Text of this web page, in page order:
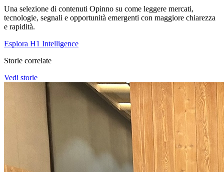
Una selezione di contenuti Opinno su come leggere mercati,
tecnologie, segnali e opportunità emergenti con maggiore chiarezza
e rapidità.
Esplora H1 Intelligence
Storie correlate
Vedi storie